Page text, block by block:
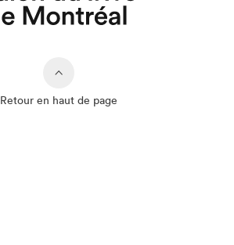
Retour en haut de page